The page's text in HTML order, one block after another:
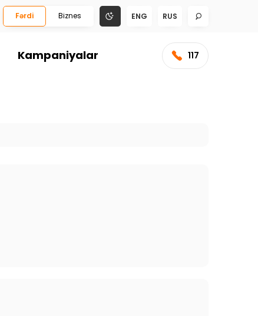
Fərdi Biznes ENG RUS
Kampaniyalar 117